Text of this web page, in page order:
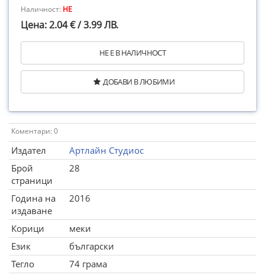
Наличност: НЕ
Цена: 2.04 € / 3.99 ЛВ.
НЕ Е В НАЛИЧНОСТ
ДОБАВИ В ЛЮБИМИ
Коментари: 0
Издател
Артлайн Студиос
Брой
страници
28
Година на
издаване
2016
Корици
меки
Език
български
Тегло
74 грама